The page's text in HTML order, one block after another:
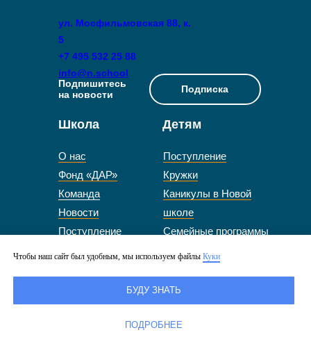
Школа Детям
О нас
Фонд «ДАР»
Команда
Новости
Поступление
Работа в школе
Поступление
Кружки
Каникулы в Новой
школе
Семейные программы
Дошкольное
отделение
Вторая смена
Подписка
Подпишитесь
на новости
ул. Мосфильмовская 88, к.
5
+7 495 532 25 88
info@n.school
Чтобы наш сайт был удобным, мы используем файлы Куки
БУДУ ЗНАТЬ
ПОДРОБНЕЕ